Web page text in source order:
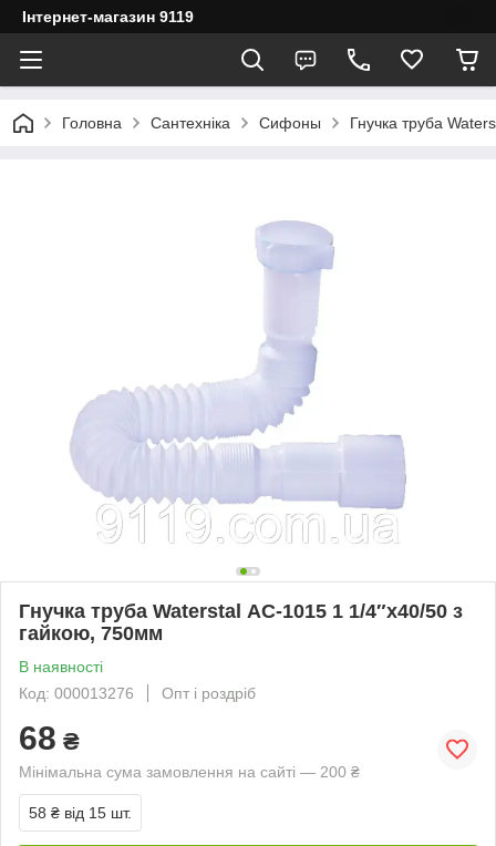
Інтернет-магазин 9119
Головна Сантехніка Сифоны Гнучка труба
Гнучка труба Waterstal АС-1015 1 1/4″х40/50 з
гайкою, 750мм
В наявності
Код: 000013276
Опт і роздріб
68 ₴
Мінімальна сума замовлення на сайті — 200 ₴
58 ₴ від 15 шт.